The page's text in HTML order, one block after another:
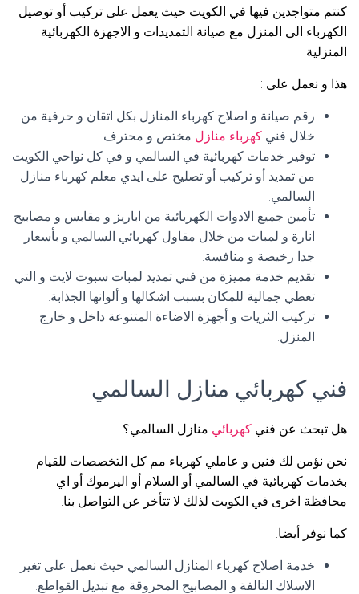
كنتم متواجدين فيها في الكويت حيث يعمل على تركيب أو توصيل
الكهرباء الى المنزل مع صيانة التمديدات و الاجهزة الكهربائية
المنزلية.
هذا و نعمل على :
رقم صيانة و اصلاح كهرباء المنازل بكل اتقان و حرفية من
خلال فني كهرباء منازل مختص و محترف.
توفير خدمات كهربائية في السالمي و في كل نواحي الكويت
من تمديد أو تركيب أو تصليح على ايدي معلم كهرباء منازل
السالمي.
تأمين جميع الادوات الكهربائية من اباريز و مقابس و مصابيح
انارة و لمبات من خلال مقاول كهربائي السالمي و بأسعار
جدا رخيصة و منافسة.
تقديم خدمة مميزة من فني تمديد لمبات سبوت لايت و التي
تعطي جمالية للمكان بسبب اشكالها و ألوانها الجذابة.
تركيب الثريات و أجهزة الاضاءة المتنوعة داخل و خارج
المنزل.
فني كهربائي منازل السالمي
هل تبحث عن فني كهربائي منازل السالمي؟
نحن نؤمن لك فنين و عاملي كهرباء مم كل التخصصات للقيام
بخدمات كهربائية في السالمي أو السلام أو اليرموك أو اي
محافظة اخرى في الكويت لذلك لا تتأخر عن التواصل بنا.
كما نوفر أيضا:
خدمة اصلاح كهرباء المنازل السالمي حيث نعمل على تغير
الاسلاك التالفة و المصابيح المحروقة مع تبديل القواطع.